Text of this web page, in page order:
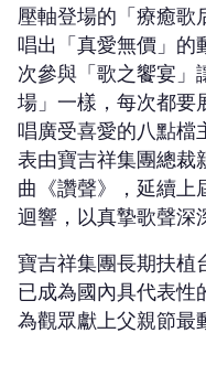
壓軸登場的「療癒歌
唱出「真愛無價」的
次參與「歌之饗宴」
場」一樣，每次都要
唱廣受喜愛的八點檔
表由寶吉祥集團總裁
曲《讚聲》，延續上
迴響，以真摯歌聲深
寶吉祥集團長期扶植
已成為國內具代表性
為觀眾獻上父親節最